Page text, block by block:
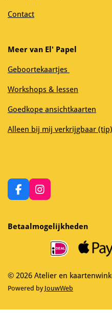
Contact
Meer van El' Papel
Geboortekaartjes
Workshops & lessen
Goedkope ansichtkaarten
Alleen bij mij verkrijgbaar (tip)
F
a
e
b
I
n
a
m
Betaalmogelijkheden
© 2026 Atelier en
Powered by JouwWeb